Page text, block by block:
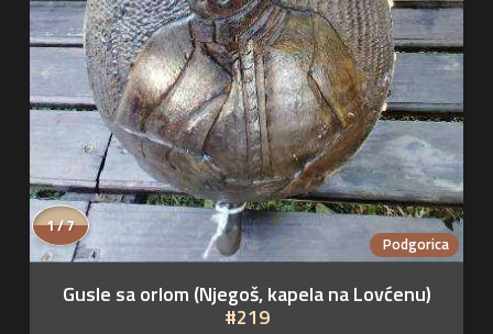
Podgorica
1 / 7
Gusle sa orlom (Njegoš, kapela na Lovćenu)
#219